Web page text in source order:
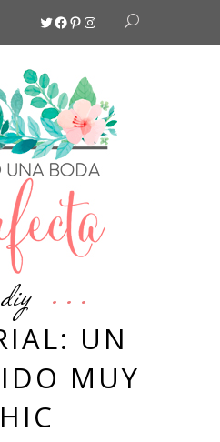
Twitter
Facebook
Pinterest
Instagram
diy
UN
MUY